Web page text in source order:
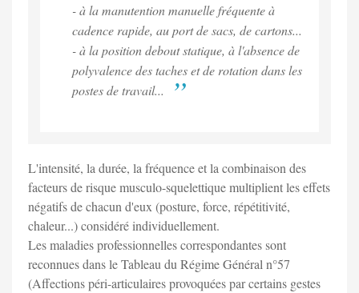
- à la manutention manuelle fréquente à
cadence rapide, au port de sacs, de cartons...
- à la position debout statique, à l'absence de
polyvalence des taches et de rotation dans les
postes de travail...
L'intensité, la durée, la fréquence et la combinaison des
facteurs de risque musculo-squelettique multiplient les effets
négatifs de chacun d'eux (posture, force, répétitivité,
chaleur...) considéré individuellement.
Les maladies professionnelles correspondantes sont
reconnues dans le Tableau du Régime Général n°57
(Affections péri-articulaires provoquées par certains gestes